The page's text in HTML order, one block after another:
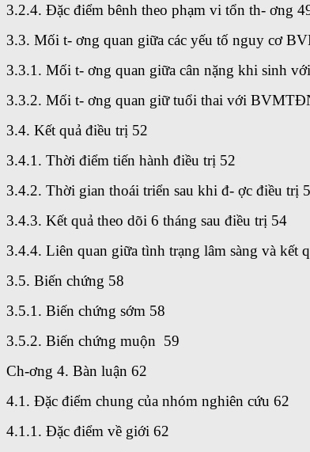
3.2.4. Đặc điểm bênh theo phạm vi tổn th- ơng
3.3. Mối t- ơng quan giữa các yếu tố nguy cơ
3.3.1. Mối t- ơng quan giữa cân nặng khi sinh
3.3.2. Mối t- ơng quan giữ tuổi thai với
3.4. Kết quả điều trị 52
3.4.1. Thời điểm tiến hành điều trị 52
3.4.2. Thời gian thoái triển sau khi đ- ợc điều trị
3.4.3. Kết quả theo dõi 6 tháng sau điều trị 54
3.4.4. Liên quan giữa tình trạng lâm sàng và kết
3.5. Biến chứng 58
3.5.1. Biến chứng sớm 58
3.5.2. Biến chứng muộn 59
Ch-ơng 4. Bàn luận 62
4.1. Đặc điểm chung của nhóm nghiên cứu 62
4.1.1. Đặc điểm về giới 62